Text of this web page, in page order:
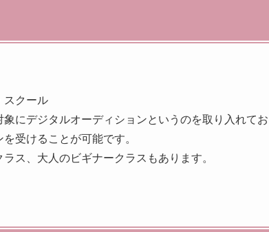
スクール
象にデジタルオーディションというのを取り入れて
受けることが可能です。
ス、大人のビギナークラスもあります。